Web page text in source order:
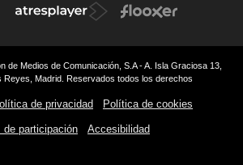
de Medios de Comunicación, S.A - A. Isla Graciosa 13,
Reyes, Madrid. Reservados todos los derechos
de privacidad Política de cookies
de participación Accesibilidad